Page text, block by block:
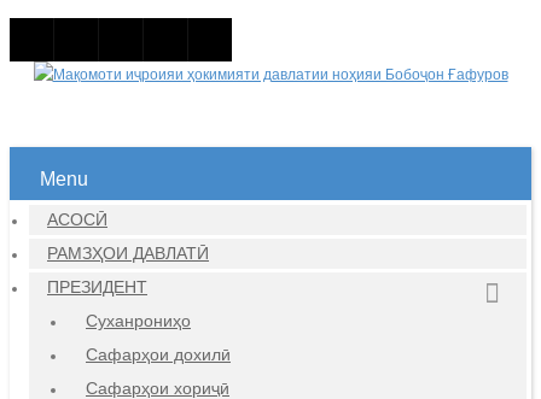
Menu
АСОСӢ
РАМЗҲОИ ДАВЛАТӢ
ПРЕЗИДЕНТ
Суханрониҳо
Сафарҳои дохилӣ
Сафарҳои хориҷӣ